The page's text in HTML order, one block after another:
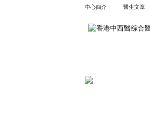
Skip
to
中心簡介 醫生文章